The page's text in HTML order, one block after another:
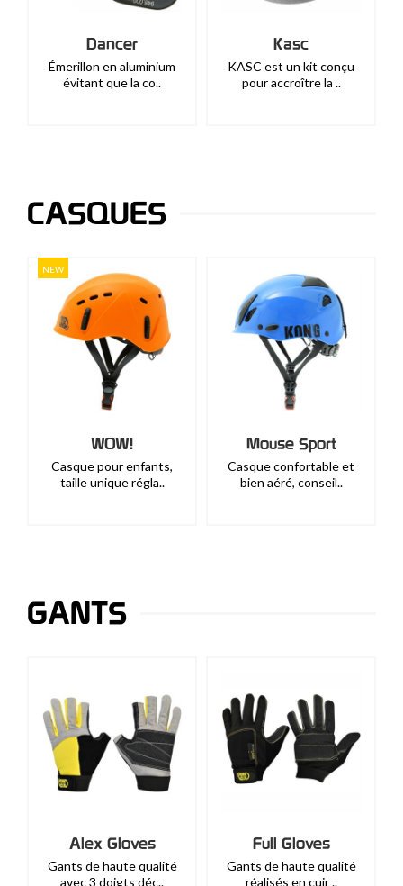
Dancer
Émerillon en aluminium
évitant que la co..
Kasc
KASC est un kit conçu
pour accroître la ..
CASQUES
NEW
WOW!
Casque pour enfants,
taille unique régla..
Mouse Sport
Casque confortable et
bien aéré, conseil..
GANTS
Alex Gloves
Gants de haute qualité
avec 3 doigts déc..
Full Gloves
Gants de haute qualité
réalisés en cuir ..